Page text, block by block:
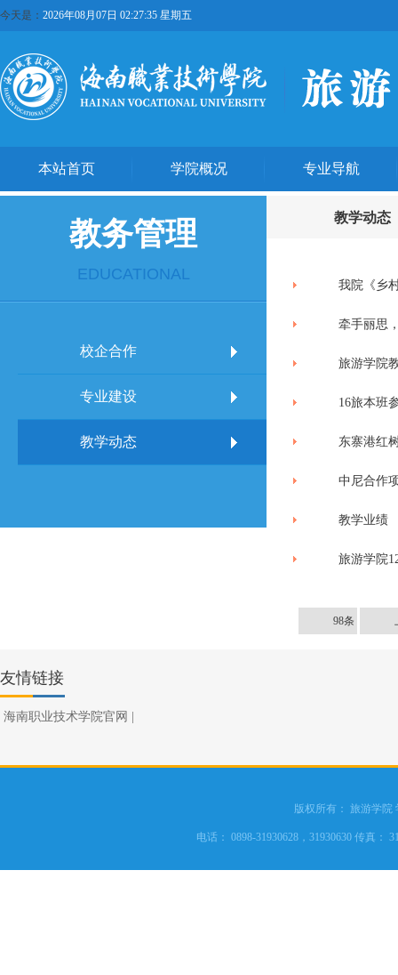
今天是： 2026年08月07日 02:27:35 星期五
本站首页 学院概况 专业导航
教务管理
EDUCATIONAL
校企合作
专业建设
教学动态
教学动态
我院《乡
牵手丽思
旅游学院
16旅本班
东寨港红
中尼合作
教学业绩
旅游学院
98条
友情链接
海南职业技术学院官网
版权所有： 旅游学院
电话： 0898-31930628，31930630 传真：